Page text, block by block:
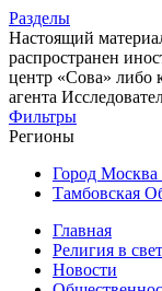
Разделы
Настоящий
распространен
центр «Сова» либо
агента
Фильтры
Регионы
Город Москва
Тамбовская
Главная
Религия в
Новости